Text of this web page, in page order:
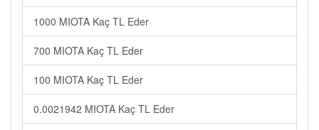
1000 MIOTA Kaç TL Eder
700 MIOTA Kaç TL Eder
100 MIOTA Kaç TL Eder
0.0021942 MIOTA Kaç TL Eder